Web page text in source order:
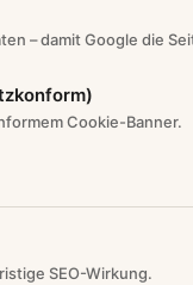
– damit Google die
Cookie-Banner.
SEO-Wirkung.